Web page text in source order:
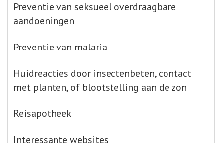
Preventie van seksueel overdraagbare
aandoeningen
Preventie van malaria
Huidreacties door insectenbeten, contact
met planten, of blootstelling aan de zon
Reisapotheek
Interessante websites